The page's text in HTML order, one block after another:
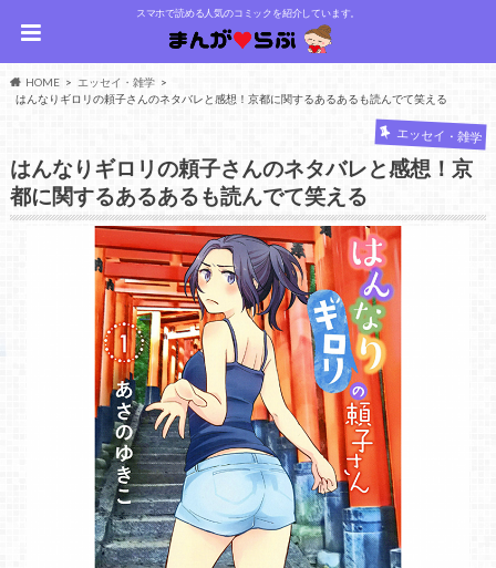
スマホで読める人気のコミックを紹介しています。
HOME
エッセイ・雑学
はんなりギロリの頼子さんのネタバレと感想！京都に関するあるあるも読んでて笑える
エッセイ・雑学
はんなりギロリの頼子さんのネタバレと感想！京
都に関するあるあるも読んでて笑える